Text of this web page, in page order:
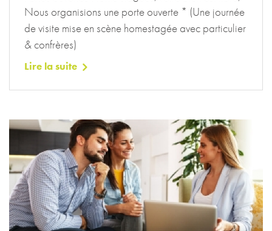
Nous organisions une porte ouverte * (Une journée
de visite mise en scène homestagée avec particulier
& confrères)
Lire la suite